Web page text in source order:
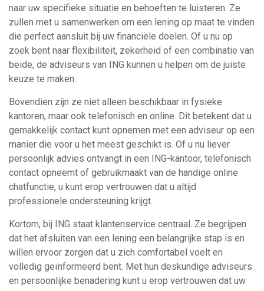
naar uw specifieke situatie en behoeften te luisteren. Ze
zullen met u samenwerken om een lening op maat te vinden
die perfect aansluit bij uw financiële doelen. Of u nu op
zoek bent naar flexibiliteit, zekerheid of een combinatie van
beide, de adviseurs van ING kunnen u helpen om de juiste
keuze te maken.
Bovendien zijn ze niet alleen beschikbaar in fysieke
kantoren, maar ook telefonisch en online. Dit betekent dat u
gemakkelijk contact kunt opnemen met een adviseur op een
manier die voor u het meest geschikt is. Of u nu liever
persoonlijk advies ontvangt in een ING-kantoor, telefonisch
contact opneemt of gebruikmaakt van de handige online
chatfunctie, u kunt erop vertrouwen dat u altijd
professionele ondersteuning krijgt.
Kortom, bij ING staat klantenservice centraal. Ze begrijpen
dat het afsluiten van een lening een belangrijke stap is en
willen ervoor zorgen dat u zich comfortabel voelt en
volledig geïnformeerd bent. Met hun deskundige adviseurs
en persoonlijke benadering kunt u erop vertrouwen dat uw